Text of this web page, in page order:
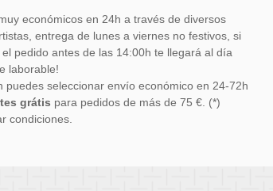
económicos en 24h a través de diversos
entrega de lunes a viernes no festivos, si
el pedido antes de las 14:00h te llegará al día
laborable!
puedes seleccionar envío económico en 24-72h
grátis para pedidos de más de 75 €. (*)
condiciones.